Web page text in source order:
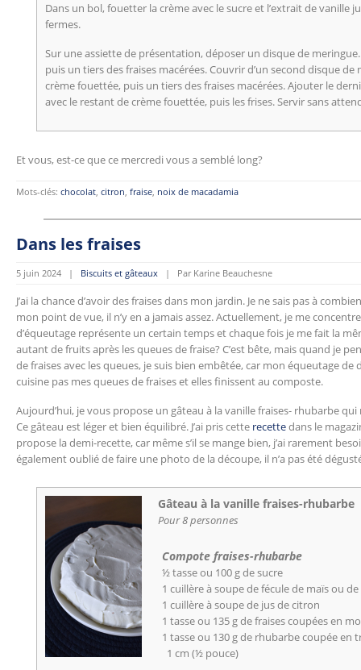
Dans un bol, fouetter la crème avec le sucre et l’extrait de vanille
fermes.
Sur une assiette de présentation, déposer un disque de
puis un tiers des fraises macérées. Couvrir d’un second disque
crème fouettée, puis un tiers des fraises macérées. Ajouter le
avec le restant de crème fouettée, puis les frises. Servir sans
Et vous, est-ce que ce mercredi vous a semblé long?
Mots-clés: chocolat, citron, fraise, noix de macadamia
Dans les fraises
5 juin 2024 | Biscuits et gâteaux | Par Karine Beauchesne
J’ai la chance d’avoir des fraises dans mon jardin. Je ne sais pas à
mon point de vue, il n’y en a jamais assez. Actuellement, je me
d’équeutage représente un certain temps et chaque fois je me fait la
autant de fruits après les queues de fraise? C’est bête, mais quand je
de fraises avec les queues, je suis bien embêtée, car mon équeutage
cuisine pas mes queues de fraises et elles finissent au composte.
Aujourd’hui, je vous propose un gâteau à la vanille fraises- rhubarbe
Ce gâteau est léger et bien équilibré. J’ai pris cette recettedans le
propose la demi-recette, car même s’il se mange bien, j’ai rarement
également oublié de faire une photo de la découpe, il n’a pas été
Gâteau à la vanille fraises-rhubarbe
Pour 8 personnes
Compote fraises-rhubarbe
½ tasse ou 100 g de sucre
1 cuillère à soupe de fécule de maïs ou
1 cuillère à soupe de jus de citron
1 tasse ou 135 g de fraises coupées en
1 tasse ou 130 g de rhubarbe coupée en
1 cm (½ pouce)